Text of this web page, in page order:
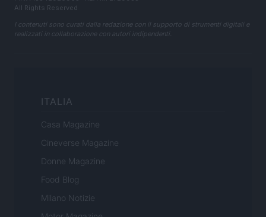
All Rights Reserved
I contenuti sono curati dalla redazione con il supporto di strumenti digitali e
realizzati in collaborazione con autori indipendenti.
ITALIA
Casa Magazine
Cineverse Magazine
Donne Magazine
Food Blog
Milano Notizie